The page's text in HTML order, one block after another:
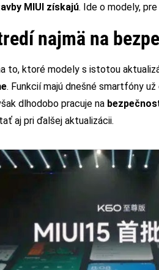
MIUI získajú. Ide o modely,
najmä na
to, ktoré modely s istotou
. Funkcií majú dnešné smartfóny
dlhodobo pracuje na
aj pri ďalšej aktualizácii.